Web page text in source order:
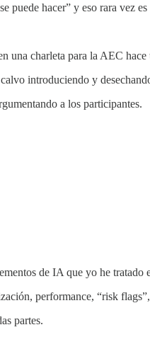
puede hacer” y eso rara vez es
una charleta para la AEC hace
introduciendo y
a los participantes.
de IA que yo he tratado
performance, “risk
partes.